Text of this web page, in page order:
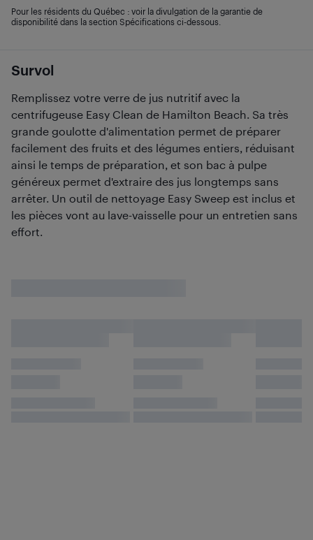
Survol
Remplissez votre verre de jus nutritif avec la
centrifugeuse Easy Clean de Hamilton Beach. Sa très
grande goulotte d'alimentation permet de préparer
facilement des fruits et des légumes entiers, réduisant
ainsi le temps de préparation, et son bac à pulpe
généreux permet d'extraire des jus longtemps sans
arrêter. Un outil de nettoyage Easy Sweep est inclus et
les pièces vont au lave-vaisselle pour un entretien sans
effort.
Pour les résidents du Québec : voir la divulgation de la garantie de
disponibilité dans la section Spécifications ci-dessous.